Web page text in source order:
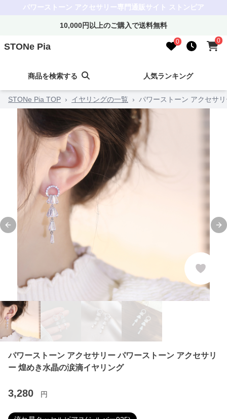
パワーストーン アクセサリー専門通販サイト ストンピア
10,000円以上のご購入で送料無料
STONe Pia 0 0
商品を検索する 人気ランキング
STONe Pia TOP › イヤリングの一覧 › パワーストーン アクセサ
Previous slide
パワーストーン アクセサリー パワーストーン アクセサリ
ー 煌めき水晶の涙滴イヤリング
3,280 円